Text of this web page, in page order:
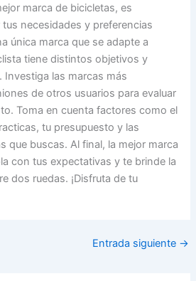
marca de bicicletas, es
necesidades y preferencias
única marca que se adapte a
tiene distintos objetivos y
las marcas más
de otros usuarios para evaluar
Toma en cuenta factores como el
tu presupuesto y las
que buscas. Al final, la mejor marca
con tus expectativas y te brinde la
dos ruedas. ¡Disfruta de tu
Entrada siguiente →